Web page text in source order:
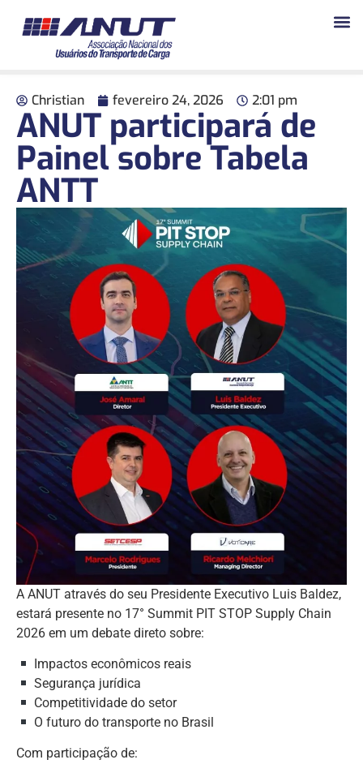
Christian fevereiro 24, 2026 2:01 pm
ANUT participará de
Painel sobre Tabela
ANTT
A ANUT através do seu Presidente Executivo Luis Baldez,
estará presente no 17° Summit PIT STOP Supply Chain
2026 em um debate direto sobre:
Impactos econômicos reais
Segurança jurídica
Competitividade do setor
O futuro do transporte no Brasil
Com participação de: